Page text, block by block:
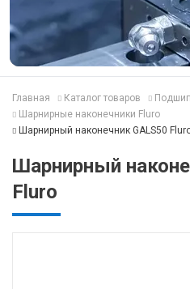
Главная Каталог товаров
Шарнирные наконечники Fluro
Шарнирный наконечник GALS50
Шарнирный
Fluro